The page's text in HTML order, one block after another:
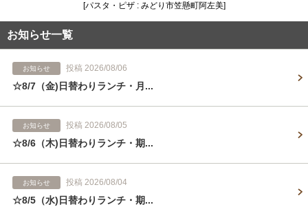
[パスタ・ピザ : みどり市笠懸町阿左美]
お知らせ一覧
お知らせ 投稿 2026/08/06
☆8/7（金)日替わりランチ・月...
お知らせ 投稿 2026/08/05
☆8/6（木)日替わりランチ・期...
お知らせ 投稿 2026/08/04
☆8/5（水)日替わりランチ・期...